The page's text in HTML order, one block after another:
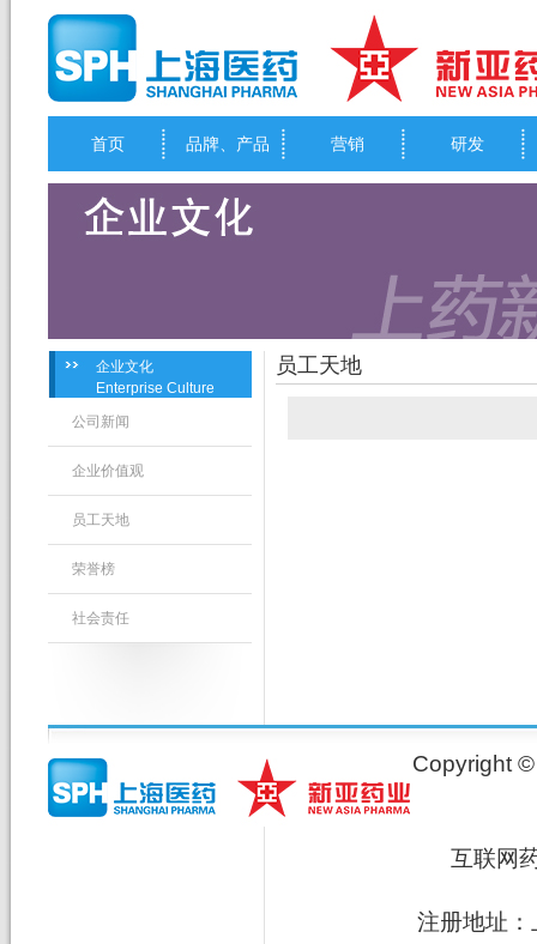
首页 品牌、产品 营销 研发
企业文化
Enterprise Culture
公司新闻
企业价值观
员工天地
荣誉榜
社会责任
员工天地
Copyright
互联网
注册地址